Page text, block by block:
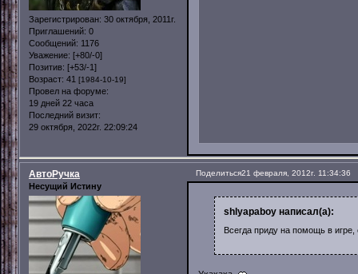
Зарегистрирован: 30 октября, 2011г.
Приглашений: 0
Сообщений: 1176
Уважение: [+80/-0]
Позитив: [+53/-1]
Возраст: 41 [1984-10-19]
Провел на форуме:
19 дней 22 часа
Последний визит:
29 октября, 2022г. 22:09:24
Поделиться21 февраля, 2012г. 11:34:36
АвтоРучка
Несущий Истину
shlyapaboy написал(а):
Всегда приду на помощь в игре,